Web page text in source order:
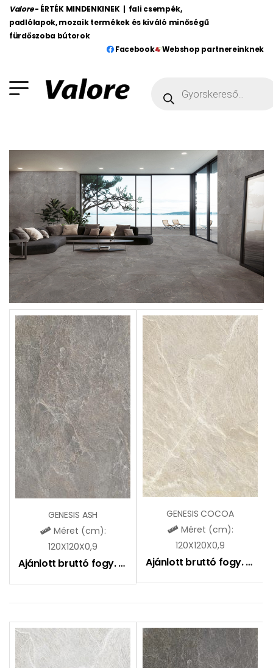
Valore - ÉRTÉK MINDENKINEK | fali csempék,
padlólapok, mozaik termékek és kiváló minőségű
fürdőszoba bútorok
Facebook
Webshop partnereinknek
GENESIS ASH
Méret (cm):
120X120X0,9
Ajánlott bruttó fogy. ár: 16490Ft
GENESIS COCOA
Méret (cm):
120X120X0,9
Ajánlott bruttó fogy. ár: